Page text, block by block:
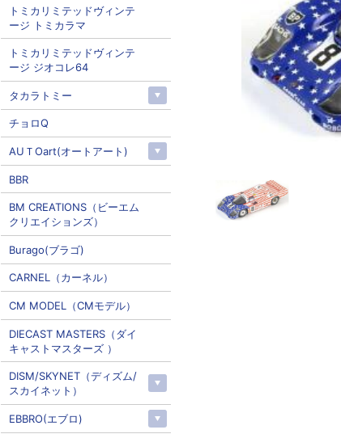
トミカリミテッドヴィンテ
ージ トミカラマ
トミカリミテッドヴィンテ
ージ ジオコレ64
タカラトミー
チョロQ
AUＴOart(オートアート)
BBR
BM CREATIONS（ビーエム
クリエイションズ）
Burago(ブラゴ)
CARNEL（カーネル）
CM MODEL（CMモデル）
DIECAST MASTERS（ダイ
キャストマスターズ ）
DISM/SKYNET（ディズム/
スカイネット）
EBBRO(エブロ)